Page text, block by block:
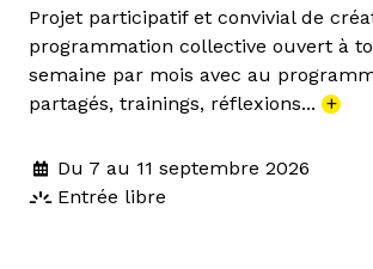
Projet participatif et convivial de
programmation collective ouvert à
semaine par mois avec au
partagés, trainings, réflexions... +
Du 7 au 11 septembre 2026
Entrée libre